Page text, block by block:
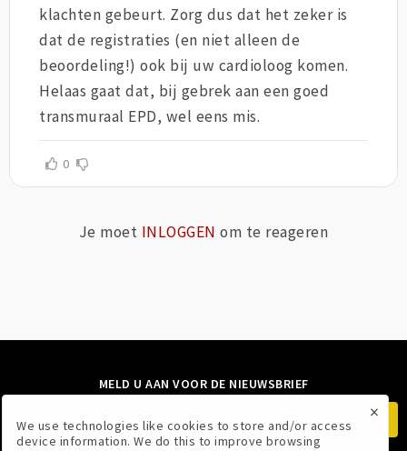
klachten gebeurt. Zorg dus dat het zeker is
dat de registraties (en niet alleen de
beoordeling!) ook bij uw cardioloog komen.
Helaas gaat dat, bij gebrek aan een goed
transmuraal EPD, wel eens mis.
0
Je moet INLOGGEN om te reageren
MELD U AAN VOOR DE NIEUWSBRIEF
×
We use technologies like cookies to store and/or access
device information. We do this to improve browsing